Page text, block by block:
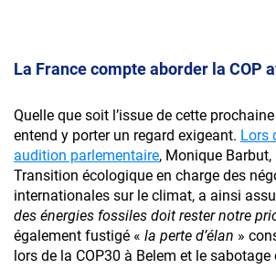
La France compte aborder la COP
Quelle que soit l’issue de cette prochaine
entend y porter un regard exigeant. Lors
audition parlementaire, Monique
Transition écologique en charge des
internationales sur le climat, a ainsi
des énergies fossiles doit rester notre
également fustigé « la perte d’élan »
lors de la COP30 à Belem et le